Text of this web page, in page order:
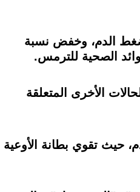
ضغط الدم، وخفض نسبة
الصحية للترمس.
الأخرى المتعلقة
حيث تقوي بطانة الأوعية